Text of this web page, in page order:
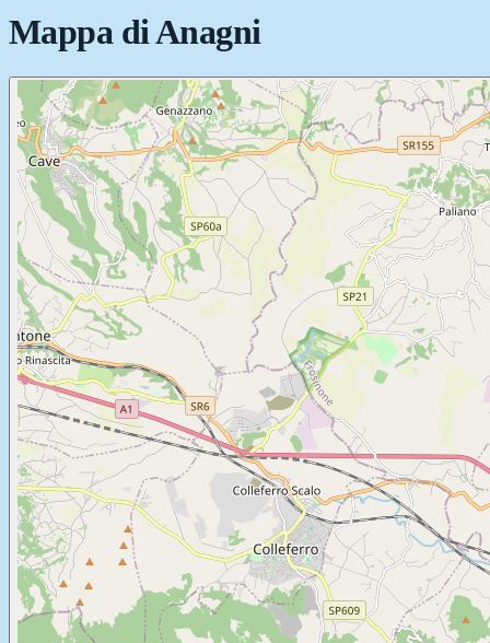
Mappa diAnagni